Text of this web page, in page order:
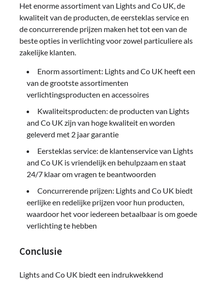
Het enorme assortiment van Lights and Co UK, de
kwaliteit van de producten, de eersteklas service en
de concurrerende prijzen maken het tot een van de
beste opties in verlichting voor zowel particuliere als
zakelijke klanten.
Enorm assortiment: Lights and Co UK heeft een
van de grootste assortimenten
verlichtingsproducten en accessoires
Kwaliteitsproducten: de producten van Lights
and Co UK zijn van hoge kwaliteit en worden
geleverd met 2 jaar garantie
Eersteklas service: de klantenservice van Lights
and Co UK is vriendelijk en behulpzaam en staat
24/7 klaar om vragen te beantwoorden
Concurrerende prijzen: Lights and Co UK biedt
eerlijke en redelijke prijzen voor hun producten,
waardoor het voor iedereen betaalbaar is om goede
verlichting te hebben
Conclusie
Lights and Co UK biedt een indrukwekkend